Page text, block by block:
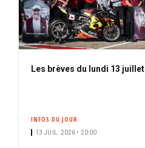
Les brèves du lundi 13 juillet
INFOS DU JOUR
13 JUIL. 2026 • 20:00